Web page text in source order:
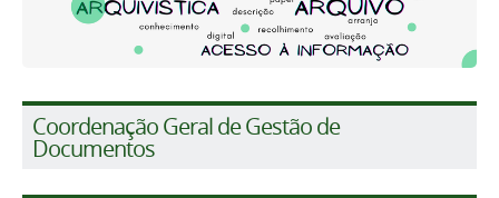
Coordenação Geral de Gestão de
Documentos